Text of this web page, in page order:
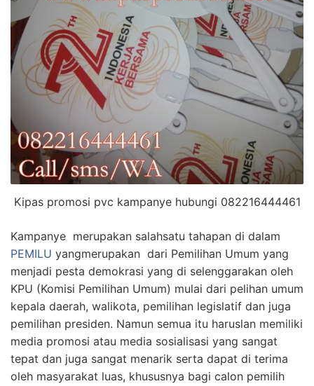
Kipas promosi pvc kampanye hubungi 082216444461
Kampanye merupakan salahsatu tahapan di dalam
PEMILU yangmerupakan dari Pemilihan Umum yang
menjadi pesta demokrasi yang di selenggarakan oleh
KPU (Komisi Pemilihan Umum) mulai dari pelihan umum
kepala daerah, walikota, pemilihan legislatif dan juga
pemilihan presiden. Namun semua itu haruslan memiliki
media promosi atau media sosialisasi yang sangat
tepat dan juga sangat menarik serta dapat di terima
oleh masyarakat luas, khususnya bagi calon pemilih